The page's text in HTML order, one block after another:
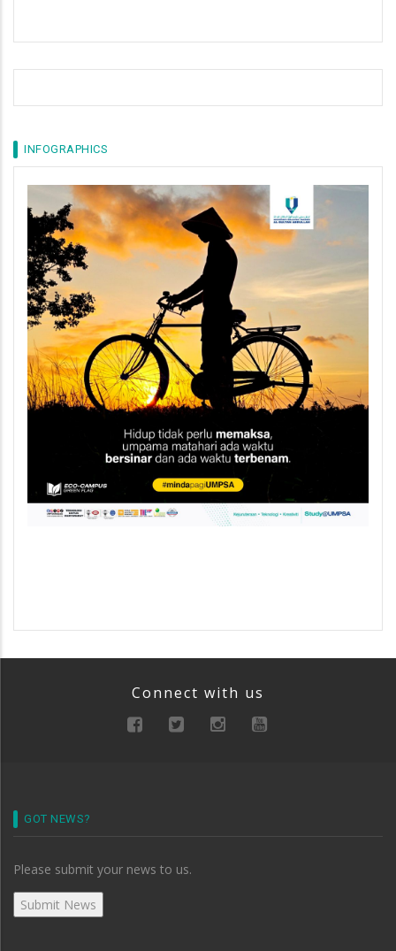
INFOGRAPHICS
Connect with us
GOT NEWS?
Please submit your news to us.